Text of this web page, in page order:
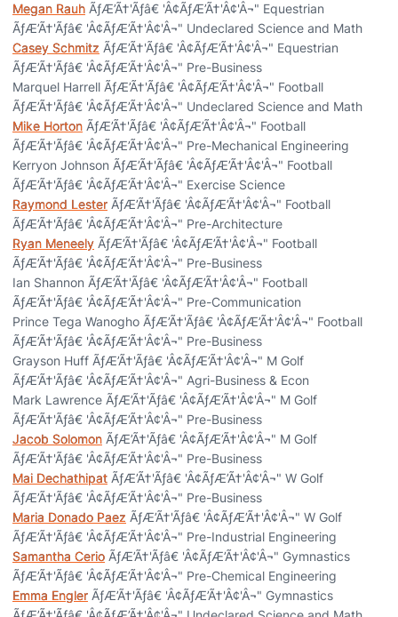
Megan Rauh ÃƒÆ’Ã†'Ãƒâ€ 'Â¢ÃƒÆ’Ã†'Â¢'Â¬" Equestrian
ÃƒÆ’Ã†'Ãƒâ€ 'Â¢ÃƒÆ’Ã†'Â¢'Â¬" Undeclared Science and Math
Casey Schmitz ÃƒÆ’Ã†'Ãƒâ€ 'Â¢ÃƒÆ’Ã†'Â¢'Â¬" Equestrian
ÃƒÆ’Ã†'Ãƒâ€ 'Â¢ÃƒÆ’Ã†'Â¢'Â¬" Pre-Business
Marquel Harrell ÃƒÆ’Ã†'Ãƒâ€ 'Â¢ÃƒÆ’Ã†'Â¢'Â¬" Football
ÃƒÆ’Ã†'Ãƒâ€ 'Â¢ÃƒÆ’Ã†'Â¢'Â¬" Undeclared Science and Math
Mike Horton ÃƒÆ’Ã†'Ãƒâ€ 'Â¢ÃƒÆ’Ã†'Â¢'Â¬" Football
ÃƒÆ’Ã†'Ãƒâ€ 'Â¢ÃƒÆ’Ã†'Â¢'Â¬" Pre-Mechanical Engineering
Kerryon Johnson ÃƒÆ’Ã†'Ãƒâ€ 'Â¢ÃƒÆ’Ã†'Â¢'Â¬" Football
ÃƒÆ’Ã†'Ãƒâ€ 'Â¢ÃƒÆ’Ã†'Â¢'Â¬" Exercise Science
Raymond Lester ÃƒÆ’Ã†'Ãƒâ€ 'Â¢ÃƒÆ’Ã†'Â¢'Â¬" Football
ÃƒÆ’Ã†'Ãƒâ€ 'Â¢ÃƒÆ’Ã†'Â¢'Â¬" Pre-Architecture
Ryan Meneely ÃƒÆ’Ã†'Ãƒâ€ 'Â¢ÃƒÆ’Ã†'Â¢'Â¬" Football
ÃƒÆ’Ã†'Ãƒâ€ 'Â¢ÃƒÆ’Ã†'Â¢'Â¬" Pre-Business
Ian Shannon ÃƒÆ’Ã†'Ãƒâ€ 'Â¢ÃƒÆ’Ã†'Â¢'Â¬" Football
ÃƒÆ’Ã†'Ãƒâ€ 'Â¢ÃƒÆ’Ã†'Â¢'Â¬" Pre-Communication
Prince Tega Wanogho ÃƒÆ’Ã†'Ãƒâ€ 'Â¢ÃƒÆ’Ã†'Â¢'Â¬" Football
ÃƒÆ’Ã†'Ãƒâ€ 'Â¢ÃƒÆ’Ã†'Â¢'Â¬" Pre-Business
Grayson Huff ÃƒÆ’Ã†'Ãƒâ€ 'Â¢ÃƒÆ’Ã†'Â¢'Â¬" M Golf
ÃƒÆ’Ã†'Ãƒâ€ 'Â¢ÃƒÆ’Ã†'Â¢'Â¬" Agri-Business & Econ
Mark Lawrence ÃƒÆ’Ã†'Ãƒâ€ 'Â¢ÃƒÆ’Ã†'Â¢'Â¬" M Golf
ÃƒÆ’Ã†'Ãƒâ€ 'Â¢ÃƒÆ’Ã†'Â¢'Â¬" Pre-Business
Jacob Solomon ÃƒÆ’Ã†'Ãƒâ€ 'Â¢ÃƒÆ’Ã†'Â¢'Â¬" M Golf
ÃƒÆ’Ã†'Ãƒâ€ 'Â¢ÃƒÆ’Ã†'Â¢'Â¬" Pre-Business
Mai Dechathipat ÃƒÆ’Ã†'Ãƒâ€ 'Â¢ÃƒÆ’Ã†'Â¢'Â¬" W Golf
ÃƒÆ’Ã†'Ãƒâ€ 'Â¢ÃƒÆ’Ã†'Â¢'Â¬" Pre-Business
Maria Donado Paez ÃƒÆ’Ã†'Ãƒâ€ 'Â¢ÃƒÆ’Ã†'Â¢'Â¬" W Golf
ÃƒÆ’Ã†'Ãƒâ€ 'Â¢ÃƒÆ’Ã†'Â¢'Â¬" Pre-Industrial Engineering
Samantha Cerio ÃƒÆ’Ã†'Ãƒâ€ 'Â¢ÃƒÆ’Ã†'Â¢'Â¬" Gymnastics
ÃƒÆ’Ã†'Ãƒâ€ 'Â¢ÃƒÆ’Ã†'Â¢'Â¬" Pre-Chemical Engineering
Emma Engler ÃƒÆ’Ã†'Ãƒâ€ 'Â¢ÃƒÆ’Ã†'Â¢'Â¬" Gymnastics